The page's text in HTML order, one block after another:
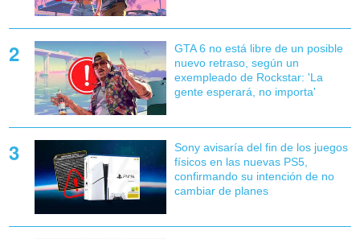
GTA 6 no está libre de un posible
nuevo retraso, según un
exempleado de Rockstar: 'La
gente esperará, no importa'
Sony avisaría del fin de los juegos
físicos en las nuevas PS5,
confirmando su intención de no
cambiar de planes